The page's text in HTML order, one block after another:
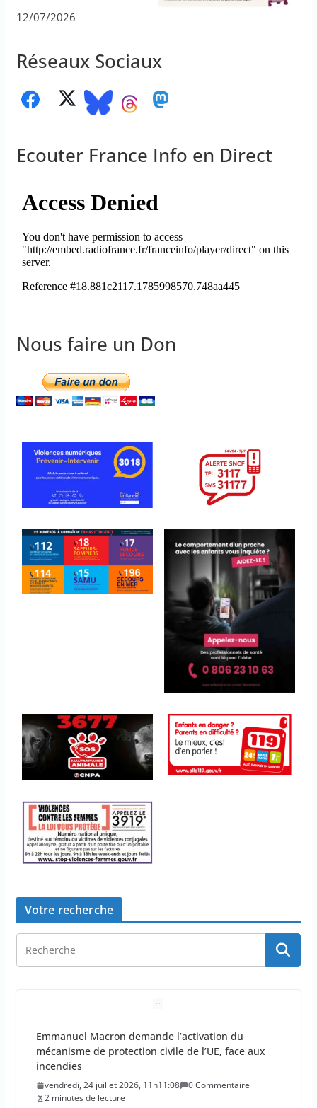
12/07/2026
Réseaux Sociaux
Ecouter France Info en Direct
Nous faire un Don
Votre recherche
La Haute Autorité de santé veut rendre obligatoire
la vaccination contre la grippe pour tous les
professionnels de santé
vendredi, 24 juillet 2026, 10h10:38
0 Commentaire
3 minutes de lecture